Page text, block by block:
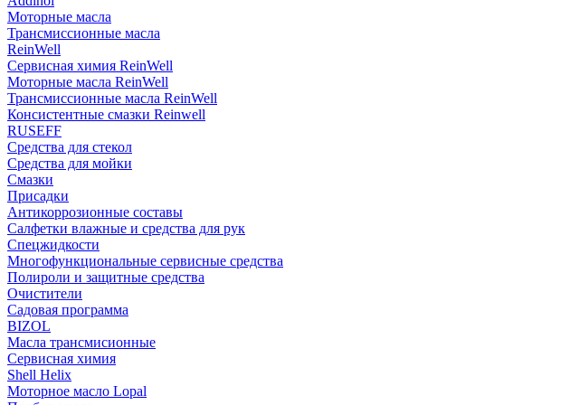
Моторные масла
Трансмиссионные масла
ReinWell
Сервисная химия ReinWell
Моторные масла ReinWell
Трансмиссионные масла ReinWell
Консистентные смазки Reinwell
RUSEFF
Средства для стекол
Средства для мойки
Смазки
Присадки
Антикоррозионные составы
Салфетки влажные и средства для рук
Спецжидкости
Многофункциональные сервисные средства
Полироли и защитные средства
Очистители
Садовая программа
BIZOL
Масла трансмисионные
Сервисная химия
Shell Helix
Моторное масло Lopal